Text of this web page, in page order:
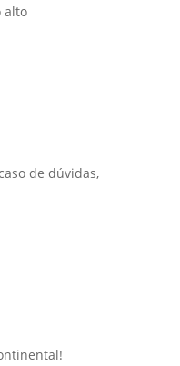
alto
de dúvidas,